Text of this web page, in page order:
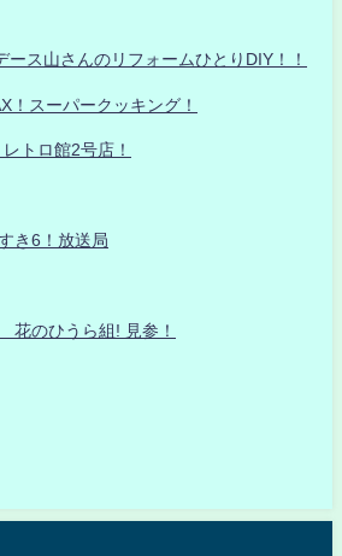
ース山さんのリフォームひとりDIY！！
！スーパークッキング！
トロ館2号店！
き6！放送局
のひうら組! 見参！